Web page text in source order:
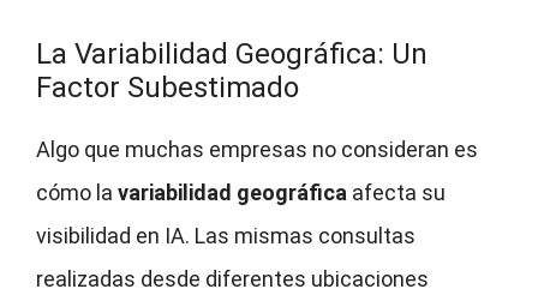
La Variabilidad Geográfica: Un
Factor Subestimado
Algo que muchas empresas no consideran es
cómo la variabilidad geográfica afecta su
visibilidad en IA. Las mismas consultas
realizadas desde diferentes ubicaciones